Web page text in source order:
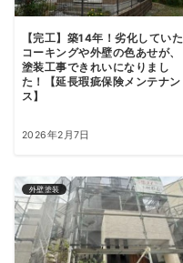
【完工】築14年！劣化していた
コーキングや外壁の色あせが、
塗装工事できれいになりまし
た！【延長瑕疵保険メンテナン
ス】
2026年2月7日
外壁塗装